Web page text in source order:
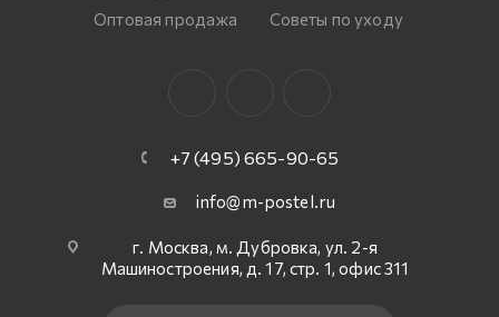
Оптовая продажа
Советы по уходу
+7 (495) 665-90-65
info@m-postel.ru
г. Москва, м. Дубровка, ул. 2-я
Машиностроения, д. 17, стр. 1, офис 311